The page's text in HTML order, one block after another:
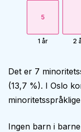
5
1 år 2
Det er 7
(13,7 %). I Oslo
Ingen barn i